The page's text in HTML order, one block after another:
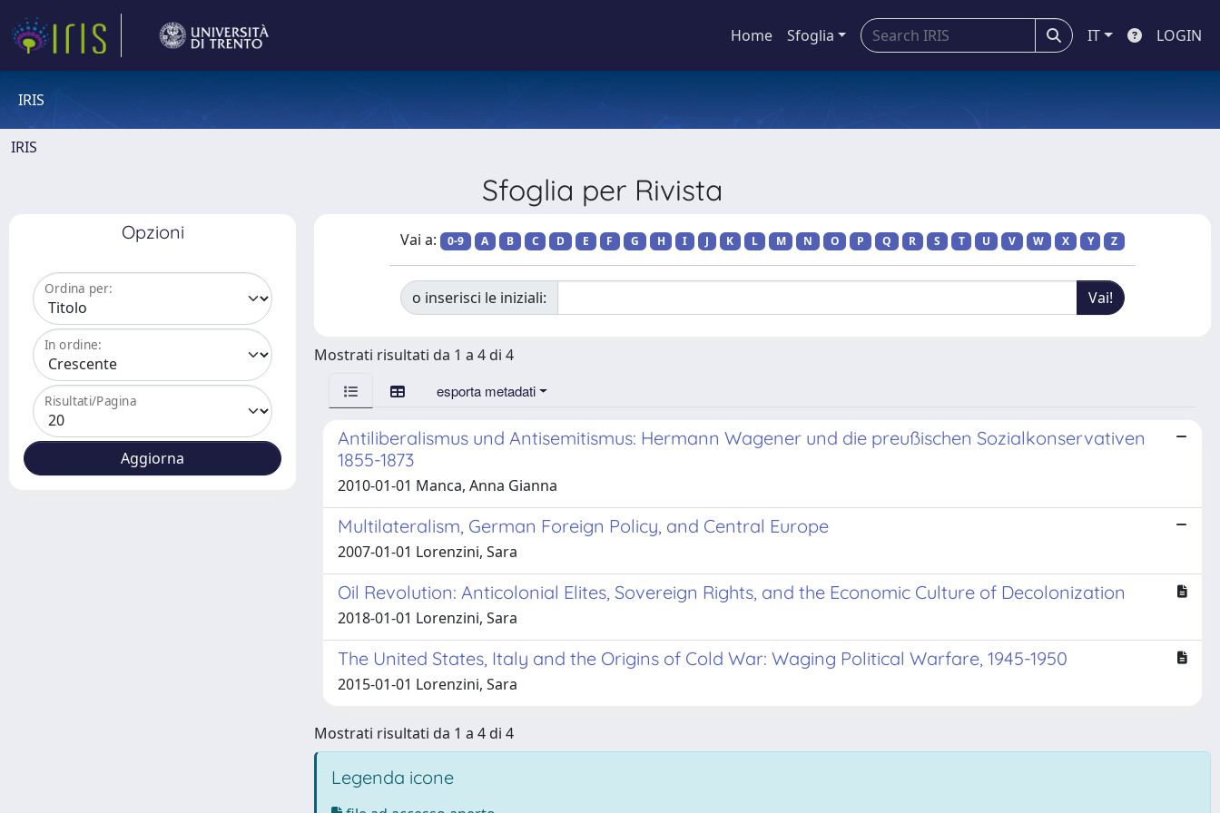
Home Sfoglia IT LOGIN
IRIS
IRIS
Sfoglia per Rivista
Opzioni
Ordina per:
In ordine:
Risultati/Pagina
Vai a: 0-9 A B C D E F G H I J K L M N O P Q R S T U V W X Y Z
o inserisci le iniziali:
Mostrati risultati da 1 a 4 di 4
esporta metadati
Antiliberalismus und Antisemitismus: Hermann Wagener und die preußischen Sozialkonservativen
1855-1873
2010-01-01 Manca, Anna Gianna
Multilateralism, German Foreign Policy, and Central Europe
2007-01-01 Lorenzini, Sara
Oil Revolution: Anticolonial Elites, Sovereign Rights, and the Economic Culture of Decolonization
2018-01-01 Lorenzini, Sara
The United States, Italy and the Origins of Cold War: Waging Political Warfare, 1945-1950
2015-01-01 Lorenzini, Sara
Mostrati risultati da 1 a 4 di 4
Legenda icone